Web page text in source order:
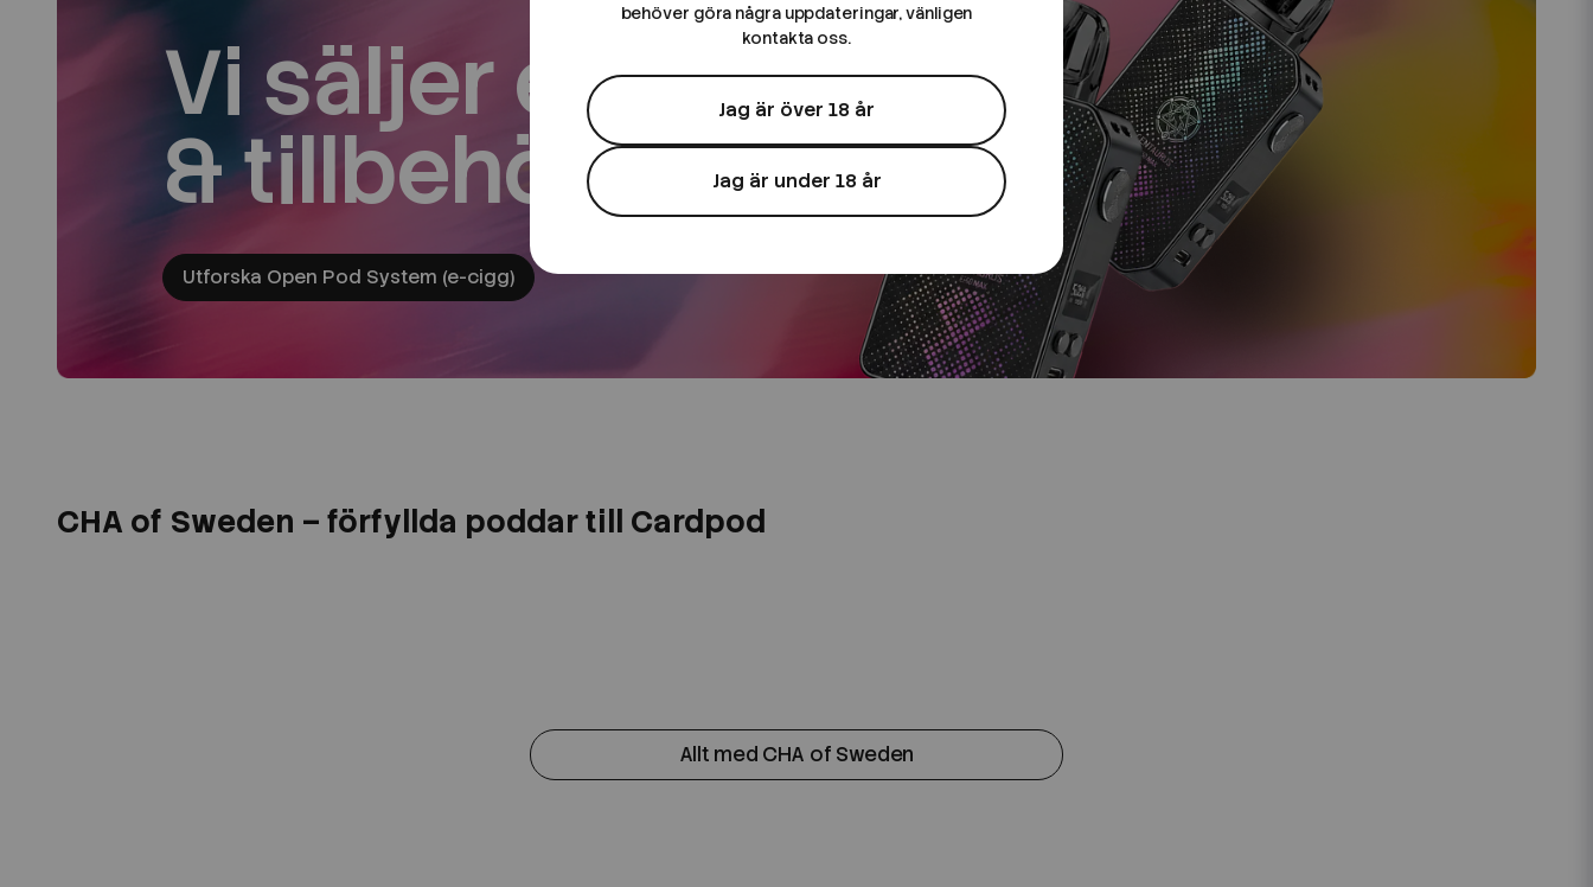
Vi säljer e-cigg
& tillbehör
Utforska Open Pod System (e-cigg)
CHA of Sweden – förfyllda poddar till Cardpod
Allt med CHA of Sweden
behöver göra några uppdateringar, vänligen
kontakta oss.
Jag är över 18 år
Jag är under 18 år